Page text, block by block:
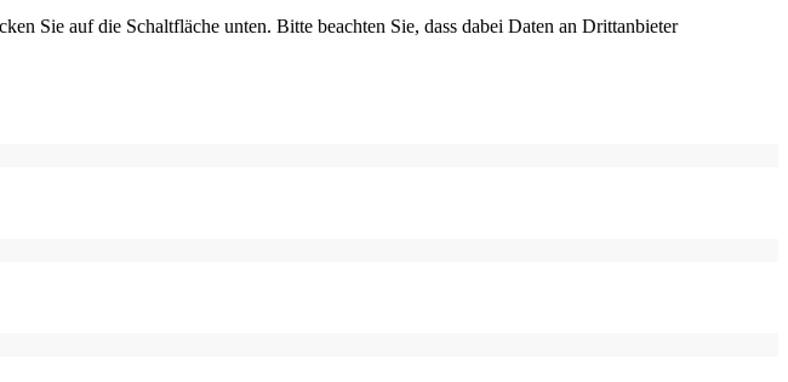
Sie auf die Schaltfläche unten. Bitte beachten Sie, dass dabei Daten an Drittanbieter